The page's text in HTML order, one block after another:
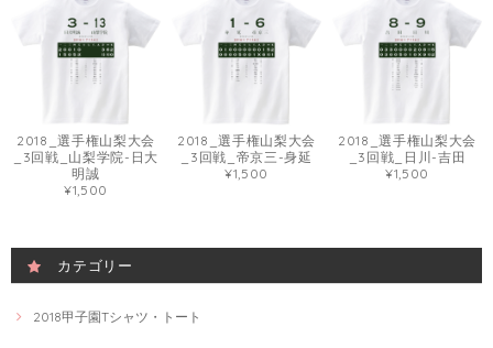
2018_選手権山梨大会
_3回戦_山梨学院-日大
明誠
¥1,500
2018_選手権山梨大会
_3回戦_帝京三-身延
¥1,500
2018_選手権山梨大会
_3回戦_日川-吉田
¥1,500
カテゴリー
2018甲子園Tシャツ・トート